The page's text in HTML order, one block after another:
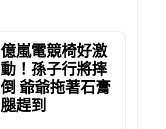
億嵐電競椅好激
動！孫子行將摔
倒 爺爺拖著石膏
腿趕到